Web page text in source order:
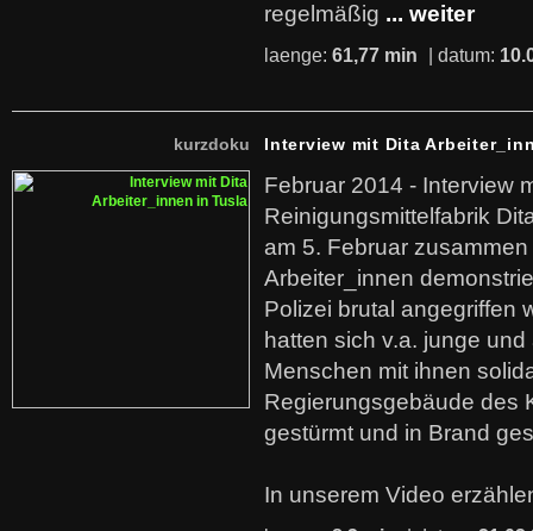
regelmäßig ... weiter
laenge: 61,77 min | datum:
kurzdoku Interview mit Dita
Februar 2014 - Interview
Reinigungsmittelfabrik
am 5. Februar
Arbeiter_innen
Polizei brutal angegriffen
hatten sich v.a. junge
Menschen mit ihnen
Regierungsgebäude des
gestürmt und in Brand
In unserem Video